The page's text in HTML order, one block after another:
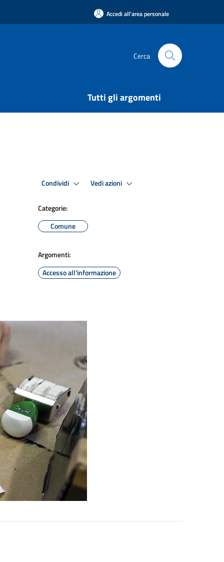
Accedi all'area personale
Cerca
Tutti gli argomenti
Condividi Vedi azioni
Categorie:
Comune
Argomenti:
Accesso all'informazione